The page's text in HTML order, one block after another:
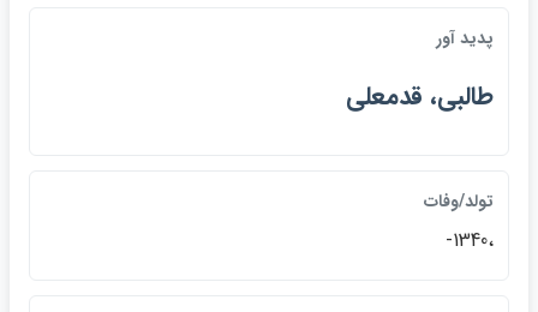
پديد آور
طالبي، قدمعلي
تولد/وفات
،1340-